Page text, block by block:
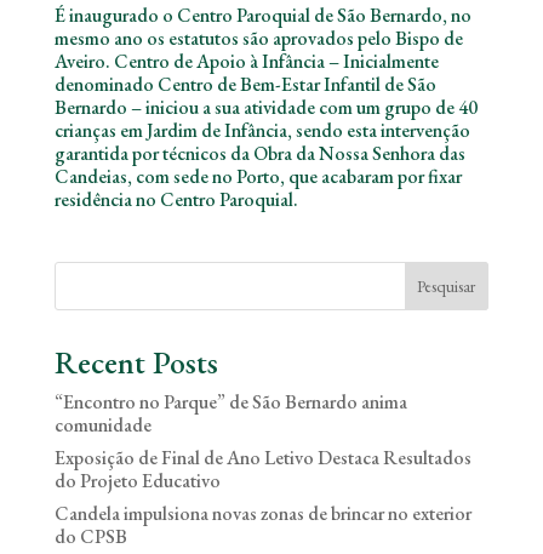
É inaugurado o Centro Paroquial de São Bernardo, no
mesmo ano os estatutos são aprovados pelo Bispo de
Aveiro. Centro de Apoio à Infância – Inicialmente
denominado Centro de Bem-Estar Infantil de São
Bernardo – iniciou a sua atividade com um grupo de 40
crianças em Jardim de Infância, sendo esta intervenção
garantida por técnicos da Obra da Nossa Senhora das
Candeias, com sede no Porto, que acabaram por fixar
residência no Centro Paroquial.
Pesquisar
Recent Posts
“Encontro no Parque” de São Bernardo anima
comunidade
Exposição de Final de Ano Letivo Destaca Resultados
do Projeto Educativo
Candela impulsiona novas zonas de brincar no exterior
do CPSB